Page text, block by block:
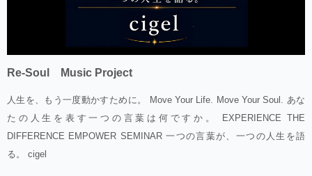
Re-Soul Music Project
人生を、もう一度動かすために。 Move Your Life. Move Your Soul. あな
たの人生を表す一つの言葉は何ですか。 EXPERIENCE THE
DIFFERENCE EMPOWER SEMINAR 一つの言葉が、一つの人生を語
る。 cigel